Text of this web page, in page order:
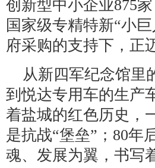
创新型中小企业875
国家级专精特新“小
府采购的支持下，正
从新四军纪念馆里
到悦达专用车的生产
着盐城的红色历史，
是抗战“堡垒”；80年
魂、发展为翼，书写